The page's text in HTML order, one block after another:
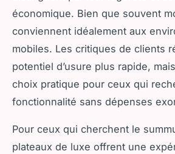
économique. Bien que souvent
conviennent idéalement aux
mobiles. Les critiques de clients
potentiel d’usure plus rapide,
choix pratique pour ceux qui
fonctionnalité sans dépenses
Pour ceux qui cherchent le
plateaux de luxe offrent une